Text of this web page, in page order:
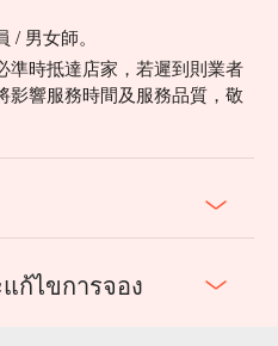
/ 男女師。
準時抵達店家，若遲到則業者
影響服務時間及服務品質，敬
ก้ไขการจอง